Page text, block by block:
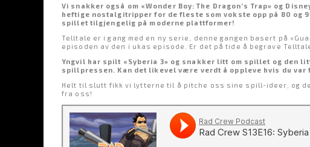
Vi snakker også om «Wonder Boy: The Dragon’s Trap» og
heftige nostalgitripper for de fleste som vokste opp på 80 og
spillet tilgjengelig på moderne plattformer!
Telltale er i gang med en ny serie, denne gangen basert på
episoden av den i ukas episode. Er det på tide å begrave
Yngvil har spilt «Syberia 3» og snakker litt om spillet og den
spillpressen. Kan det likevel være verdt å oppleve hvis du var
Helt til slutt fikk vi lytterne til å pitche oss sine spill-ideer, og
fra oss!